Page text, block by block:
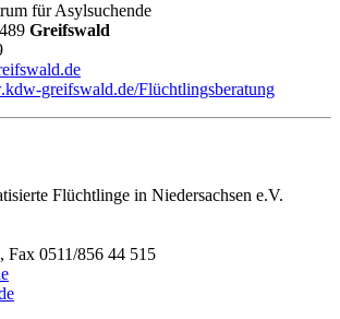
für Asylsuchende
Greifswald
greifswald.de/Flüchtlingsberatung
Flüchtlinge in Niedersachsen e.V.
Fax 0511/856 44 515